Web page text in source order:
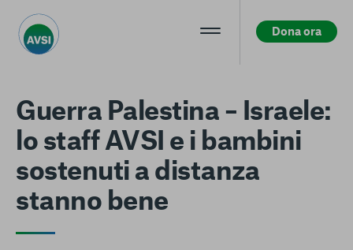
La tua privacy
I cookie e altre tecnologie simili sono una parte
fondamentale del funzionamento della nostra Piattaforma.
L’obiettivo principale dei cookie è rendere l’esperienza di
Dona ora
Guerra Palestina – Israele:
lo staff AVSI e i bambini
sostenuti a distanza
stanno bene